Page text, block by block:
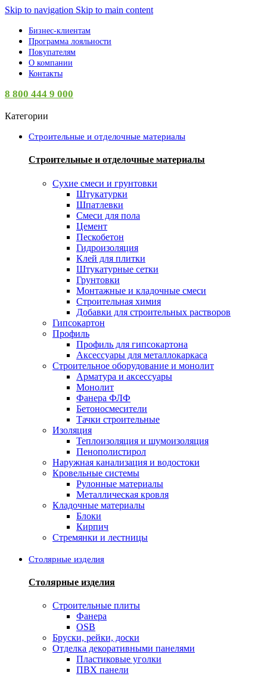
Skip to navigation Skip to main content
Бизнес-клиентам
Программа лояльности
Покупателям
О компании
Контакты
8 800 444 9 000
Категории
Строительные и отделочные материалы
Строительные и отделочные материалы
Сухие смеси и грунтовки
Штукатурки
Шпатлевки
Смеси для пола
Цемент
Пескобетон
Гидроизоляция
Клей для плитки
Штукатурные сетки
Грунтовки
Монтажные и кладочные смеси
Строительная химия
Добавки для строительных растворов
Гипсокартон
Профиль
Профиль для гипсокартона
Аксессуары для металлокаркаса
Строительное оборудование и монолит
Арматура и аксессуары
Монолит
Фанера ФЛФ
Бетоносмесители
Тачки строительные
Изоляция
Теплоизоляция и шумоизоляция
Пенополистирол
Наружная канализация и водостоки
Кровельные системы
Рулонные материалы
Металлическая кровля
Кладочные материалы
Блоки
Кирпич
Стремянки и лестницы
Столярные изделия
Столярные изделия
Строительные плиты
Фанера
OSB
Бруски, рейки, доски
Отделка декоративными панелями
Пластиковые уголки
ПВХ панели